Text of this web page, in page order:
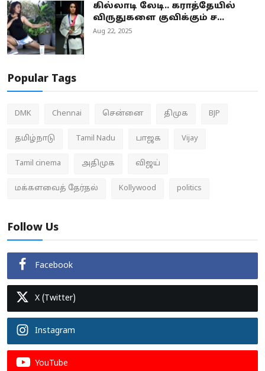
கில்லாடி லேடி.. கராத்தேயில்
விருதுகளை குவிக்கும் ச...
Aug 22, 2025
Popular Tags
DMK Chennai சென்னை திமுக BJP
தமிழ்நாடு Tamil Nadu பாஜக Vijay
Tamil cinema அதிமுக விஜய்
மக்களவைத் தேர்தல் Kollywood politics
Follow Us
Facebook
X (Twitter)
Instagram
YouTube